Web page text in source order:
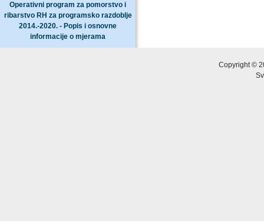
Operativni program za pomorstvo i
ribarstvo RH za programsko razdoblje
2014.-2020. - Popis i osnovne
informacije o mjerama
Copyright ©